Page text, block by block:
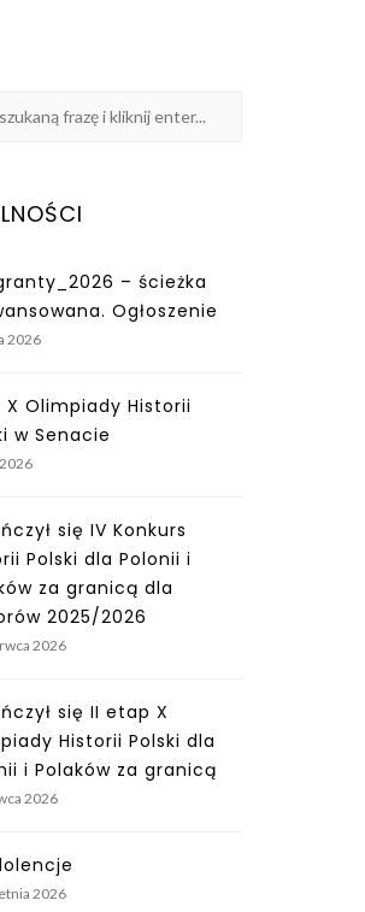
– ścieżka
Ogłoszenie
2026
X Olimpiady Historii
w Senacie
się IV Konkurs
Polski dla Polonii i
za granicą dla
2025/2026
2026
się II etap X
Historii Polski dla
i Polaków za granicą
2026
2026